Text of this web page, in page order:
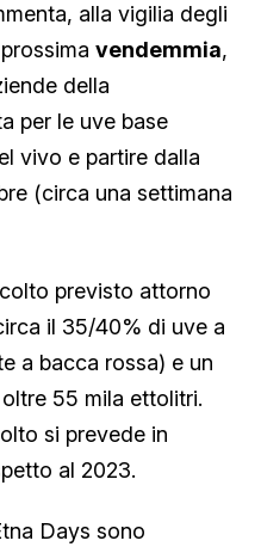
alla vigilia degli
vendemmia,
della
per le uve base
vivo e partire dalla
(circa una settimana
previsto attorno
il 35/40% di uve a
a bacca rossa) e un
55 mila ettolitri.
si prevede in
al 2023.
Days sono